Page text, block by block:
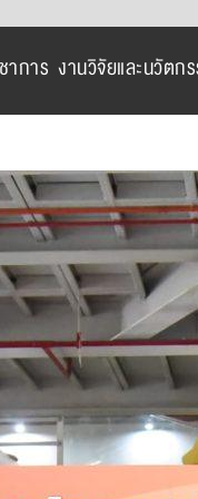
าการ งานวิจัยและนวัตก